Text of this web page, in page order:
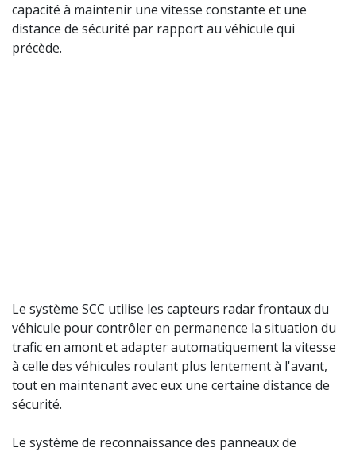
capacité à maintenir une vitesse constante et une
distance de sécurité par rapport au véhicule qui
précède.
Le système SCC utilise les capteurs radar frontaux du
véhicule pour contrôler en permanence la situation du
trafic en amont et adapter automatiquement la vitesse
à celle des véhicules roulant plus lentement à l'avant,
tout en maintenant avec eux une certaine distance de
sécurité.
Le système de reconnaissance des panneaux de